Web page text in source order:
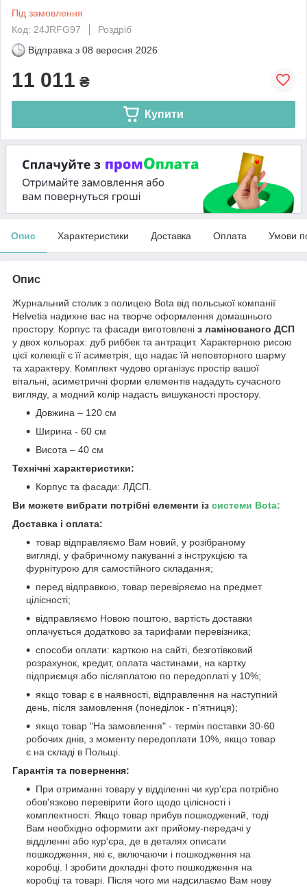
Під замовлення
Код: 24JRFG97
Роздріб
Відправка з 08 вересня 2026
11 011 ₴
Купити
Опис Характеристики Доставка Оплата Умови
Опис
Журнальний столик з полицею Bota від польської компанії
Helvetia надихне вас на творче оформлення домашнього
простору. Корпус та фасади виготовлені з ламінованого ДСП
у двох кольорах: дуб риббек та антрацит. Характерною рисою
цієї колекції є її асиметрія, що надає їй неповторного шарму
та характеру. Комплект чудово організує простір вашої
вітальні, асиметричні форми елементів нададуть сучасного
вигляду, а модний колір надасть вишуканості простору.
Довжина – 120 см
Ширина - 60 см
Висота – 40 см
Технічні характеристики:
Корпус та фасади: ЛДСП.
Ви можете вибрати потрібні елементи із системи Bota:
Доставка і оплата:
товар відправляємо Вам новий, у розібраному
вигляді, у фабричному пакуванні з інструкцією та
фурнітурою для самостійного складання;
перед відправкою, товар перевіряємо на предмет
цілісності;
відправляємо Новою поштою, вартість доставки
оплачується додатково за тарифами перевізника;
способи оплати: карткою на сайті, безготівковий
розрахунок, кредит, оплата частинами, на картку
підприємця або післяплатою по передоплаті у 10%;
якщо товар є в наявності, відправлення на наступний
день, після замовлення (понеділок - п'ятниця);
якщо товар "На замовлення" - термін поставки 30-60
робочих днів, з моменту передоплати 10%, якщо товар
є на складі в Польщі.
Гарантія та повернення:
При отриманні товару у відділенні чи кур'єра потрібно
обов'язково перевірити його щодо цілісності і
комплектності. Якщо товар прибув пошкоджений, тоді
Вам необхідно оформити акт прийому-передачі у
відділенні або кур'єра, де в деталях описати
пошкодження, які є, включаючи і пошкодження на
коробці. І зробити докладні фото пошкодження на
коробці та товарі. Після чого ми надсилаємо Вам нову